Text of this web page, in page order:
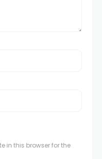
in this browser for the